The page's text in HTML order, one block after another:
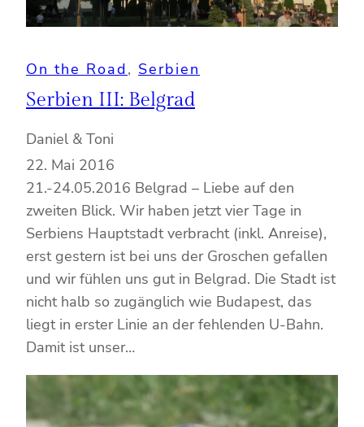
On the Road, Serbien
Serbien III: Belgrad
Daniel & Toni
22. Mai 2016
21.-24.05.2016 Belgrad – Liebe auf den
zweiten Blick. Wir haben jetzt vier Tage in
Serbiens Hauptstadt verbracht (inkl. Anreise),
erst gestern ist bei uns der Groschen gefallen
und wir fühlen uns gut in Belgrad. Die Stadt ist
nicht halb so zugänglich wie Budapest, das
liegt in erster Linie an der fehlenden U-Bahn.
Damit ist unser…